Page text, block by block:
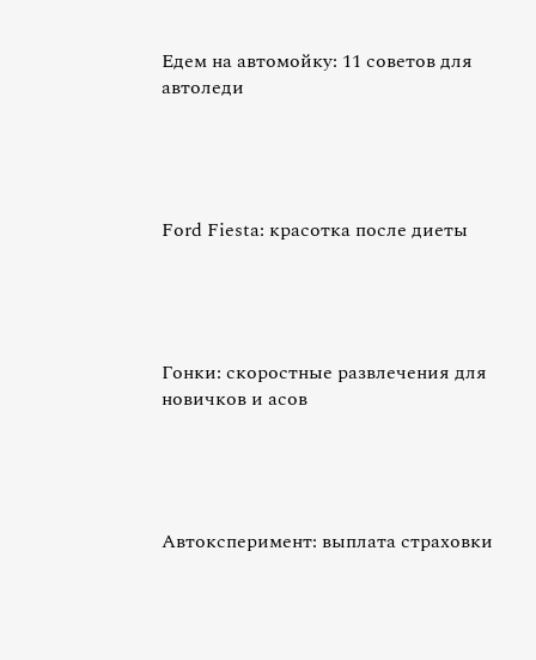
Едем на автомойку: 11 советов для
автоледи
Ford Fiesta: красотка после диеты
Гонки: скоростные развлечения для
новичков и асов
Автоксперимент: выплата страховки